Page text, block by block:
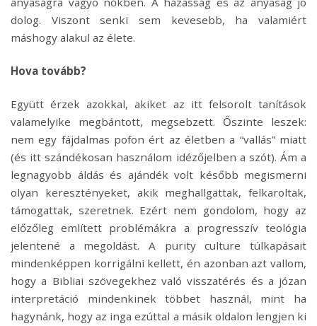
dolog. Viszont senki sem kevesebb, ha valamiért
máshogy alakul az élete.
Hova tovább?
Együtt érzek azokkal, akiket az itt felsorolt tanítások
valamelyike megbántott, megsebzett. Őszinte leszek:
nem egy fájdalmas pofon ért az életben a “vallás” miatt
(és itt szándékosan használom idézőjelben a szót). Ám a
legnagyobb áldás és ajándék volt később megismerni
olyan keresztényeket, akik meghallgattak, felkaroltak,
támogattak, szeretnek. Ezért nem gondolom, hogy az
előzőleg említett problémákra a progresszív teológia
jelentené a megoldást. A purity culture túlkapásait
mindenképpen korrigálni kellett, én azonban azt vallom,
hogy a Bibliai szövegekhez való visszatérés és a józan
interpretáció mindenkinek többet használ, mint ha
hagynánk, hogy az inga ezúttal a másik oldalon lengjen ki